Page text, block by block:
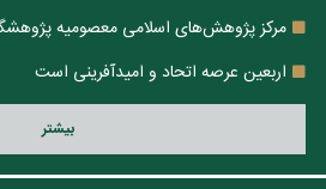
مرکز پژوهش‌های اسلامی معصومیه
اربعین عرصه اتحاد و امیدآفرینی است
بيشتر